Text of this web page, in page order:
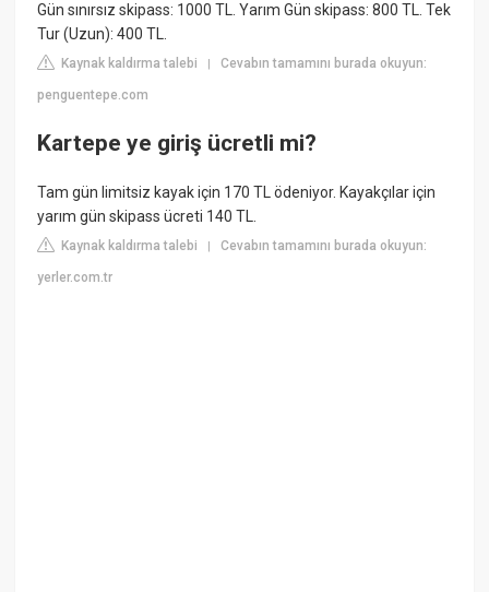
Gün sınırsız skipass: 1000 TL. Yarım Gün skipass: 800 TL. Tek
Tur (Uzun): 400 TL.
Kaynak kaldırma talebi |Cevabın tamamını burada okuyun:
penguentepe.com
Kartepe ye giriş ücretli mi?
Tam gün limitsiz kayak için 170 TL ödeniyor. Kayakçılar için
yarım gün skipass ücreti 140 TL.
Kaynak kaldırma talebi |Cevabın tamamını burada okuyun:
yerler.com.tr